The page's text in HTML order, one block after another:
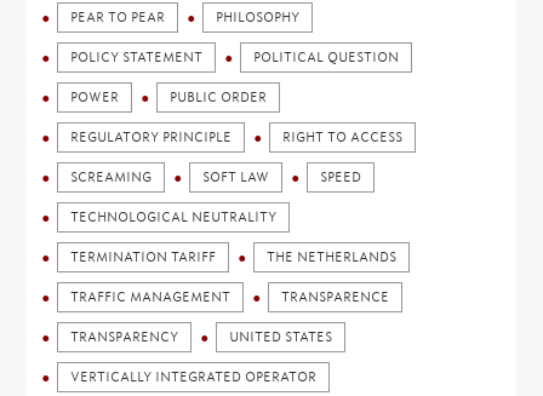
PEAR TO PEAR PHILOSOPHY
POLICY STATEMENT POLITICAL QUESTION
POWER PUBLIC ORDER
REGULATORY PRINCIPLE RIGHT TO ACCESS
SCREAMING SOFT LAW SPEED
TECHNOLOGICAL NEUTRALITY
TERMINATION TARIFF THE NETHERLANDS
TRAFFIC MANAGEMENT TRANSPARENCE
TRANSPARENCY UNITED STATES
VERTICALLY INTEGRATED OPERATOR